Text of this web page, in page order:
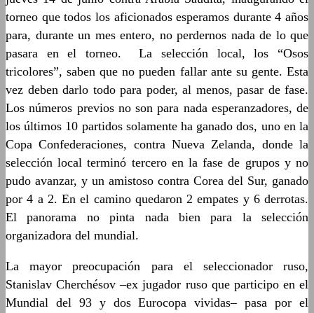
torneo que todos los aficionados esperamos durante 4 años
para, durante un mes entero, no perdernos nada de lo que
pasara en el torneo. La selección local, los “Osos
tricolores”, saben que no pueden fallar ante su gente. Esta
vez deben darlo todo para poder, al menos, pasar de fase.
Los números previos no son para nada esperanzadores, de
los últimos 10 partidos solamente ha ganado dos, uno en la
Copa Confederaciones, contra Nueva Zelanda, donde la
selección local terminó tercero en la fase de grupos y no
pudo avanzar, y un amistoso contra Corea del Sur, ganado
por 4 a 2. En el camino quedaron 2 empates y 6 derrotas.
El panorama no pinta nada bien para la selección
organizadora del mundial.
La mayor preocupación para el seleccionador ruso,
Stanislav Cherchésov –ex jugador ruso que participo en el
Mundial del 93 y dos Eurocopa vividas– pasa por el